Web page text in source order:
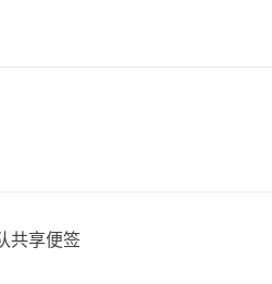
共享便签